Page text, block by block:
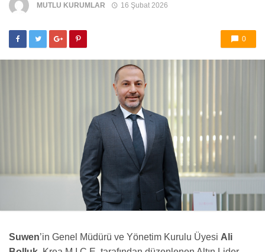
MUTLU KURUMLAR 16 Şubat 2026
0
Suwen’in Genel Müdürü ve Yönetim Kurulu Üyesi Ali